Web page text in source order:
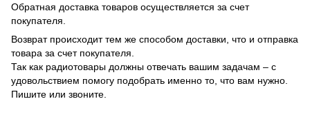
Обратная доставка товаров осуществляется за счет
покупателя.
Возврат происходит тем же способом доставки, что и отправка
товара за счет покупателя.
Так как радиотовары должны отвечать вашим задачам – с
удовольствием помогу подобрать именно то, что вам нужно.
Пишите или звоните.